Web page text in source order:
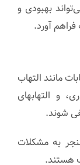
بهبودی و
فراهم آورد.
مانند التهاب
و التهابهای
شوند.
به مشکلات
هستند.